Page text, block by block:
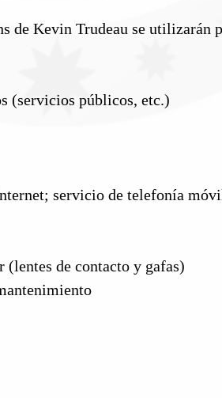
Kevin Trudeau se utilizarán
(servicios públicos, etc.)
servicio de telefonía
(lentes de contacto y gafas)